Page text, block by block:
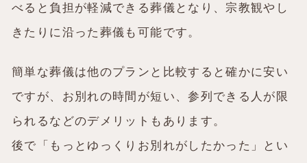
べると負担が軽減できる葬儀となり、宗教観やし
きたりに沿った葬儀も可能です。
簡単な葬儀は他のプランと比較すると確かに安い
ですが、お別れの時間が短い、参列できる人が限
られるなどのデメリットもあります。
後で「もっとゆっくりお別れがしたかった」とい